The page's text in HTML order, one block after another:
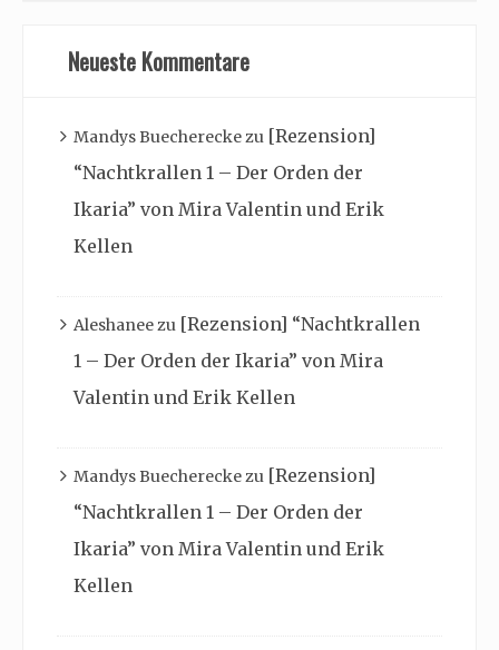
Neueste Kommentare
Mandys Buechereckezu [Rezension]
“Nachtkrallen 1 – Der Orden der
Ikaria” von Mira Valentin und Erik
Kellen
Aleshaneezu [Rezension] “Nachtkrallen
1 – Der Orden der Ikaria” von Mira
Valentin und Erik Kellen
Mandys Buechereckezu [Rezension]
“Nachtkrallen 1 – Der Orden der
Ikaria” von Mira Valentin und Erik
Kellen